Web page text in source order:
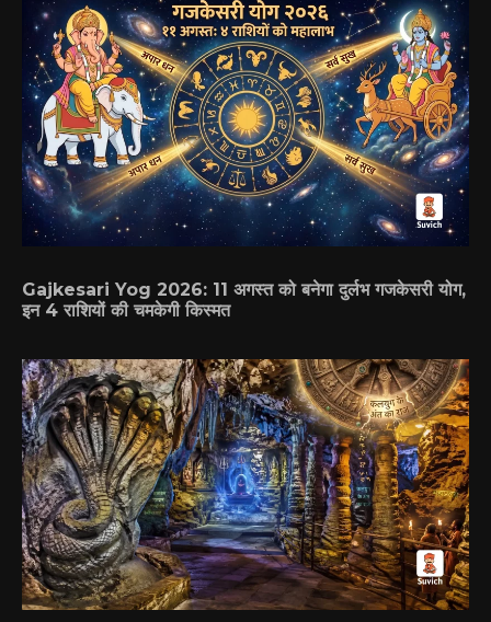
Gajkesari Yog 2026: 11 अगस्त को बनेगा दुर्लभ गजकेसरी योग,
इन 4 राशियों की चमकेगी किस्मत